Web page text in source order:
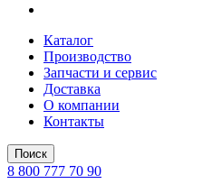
Каталог
Производство
Запчасти и сервис
Доставка
О компании
Контакты
Поиск
8 800 777 70 90